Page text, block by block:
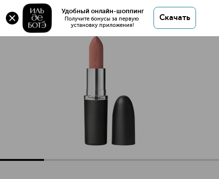
Удобный онлайн-шоппинг
Получите бонусы за первую
установку приложения!
Скачать
Оригинал 💯 MACXIMAL MATTE LIPSTICK Губная
помада купить в интернет магазине ИЛЬ ДЕ
БОТЭ с доставкой.
MACXIMAL MATTE LIPSTICK Губная помада